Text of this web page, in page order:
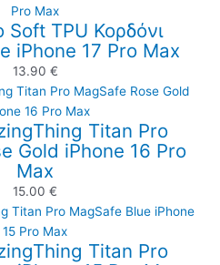
TPU Κορδόνι
iPhone 17 Pro Max
13.90 €
Titan Pro
Gold iPhone 16 Pro
Max
15.00€
Titan Pro